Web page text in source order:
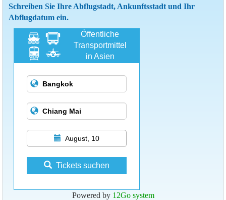
Schreiben Sie Ihre Abflugstadt, Ankunftsstadt und Ihr
Abflugdatum ein.
Öffentliche
Transportmittel
in Asien
August, 10
Tickets suchen
Powered by 12Go system